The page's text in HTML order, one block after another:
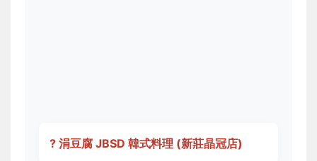
? 涓豆腐 JBSD 韓式料理 (新莊晶冠店)